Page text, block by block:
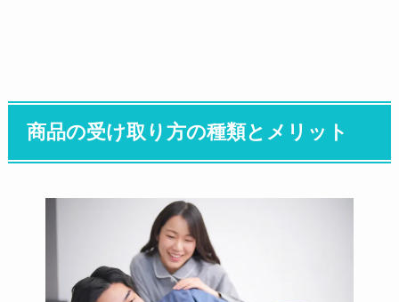
商品の受け取り方の種類とメリット